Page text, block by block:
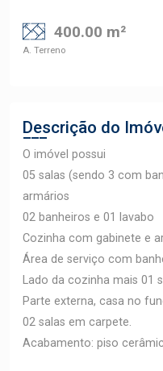
400.00 m²
A. Terreno
Descrição do
O imóvel possui
05 salas (sendo 3 com
armários
02 banheiros e 01 lavabo
Cozinha com gabinete e
Área de serviço com
Lado da cozinha mais 01
Parte externa, casa no
02 salas em carpete.
Acabamento: piso